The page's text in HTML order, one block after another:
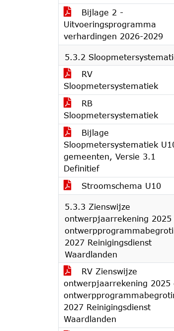
Bijlage 2 -
Uitvoeringsprogramma
verhardingen 2026-2029
5.3.2
RV
Sloopmetersystematiek
RB
Sloopmetersystematiek
Bijlage
Sloopmetersystematiek
gemeenten, Versie 3.1
Definitief
Stroomschema U10
5.3.3 Zienswijze
ontwerpjaarrekening 2025
2027 Reinigingsdienst
Waardlanden
RV Zienswijze
ontwerpjaarrekening 2025
2027 Reinigingsdienst
Waardlanden